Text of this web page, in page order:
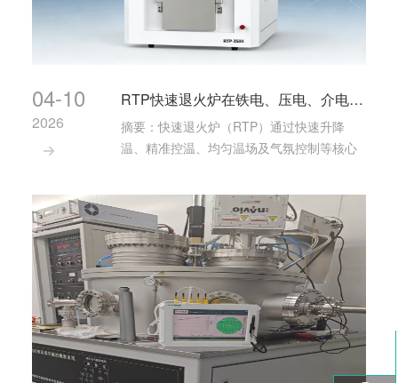
04-10
2026

RTP快速退火炉在铁电、压电、介电、热释电材料中的关键作用与工艺优势
摘要：快速退火炉（RTP）通过快速升降
温、精准控温、均匀温场及气氛控制等核心
的一系列关键工艺问题。能够促进材料从非
晶态向晶态的有序转变，提升晶粒尺寸、致
密度与晶面取···